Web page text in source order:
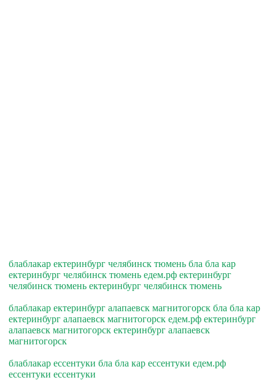
блаблакар ектеринбург челябинск тюмень бла бла кар
ектеринбург челябинск тюмень едем.рф ектеринбург
челябинск тюмень ектеринбург челябинск тюмень
блаблакар ектеринбург алапаевск магнитогорск бла бла кар
ектеринбург алапаевск магнитогорск едем.рф ектеринбург
алапаевск магнитогорск ектеринбург алапаевск
магнитогорск
блаблакар ессентуки бла бла кар ессентуки едем.рф
ессентуки ессентуки